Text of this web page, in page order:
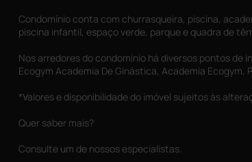
Condomínio conta com churrasqueira, piscina,
piscina infantil, espaço verde, parque e quadra de
Nos arredores do condomínio há diversos pontos de
Ecogym Academia De Ginástica, Academia Ecogym,
*Valores e disponibilidade do imóvel sujeitos às
Quer saber mais?
Consulte um de nossos especialistas.